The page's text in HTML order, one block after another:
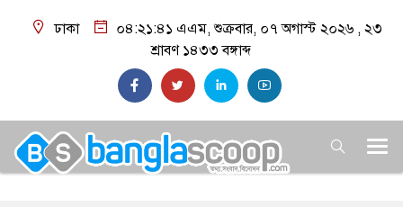
ঢাকা ০৪:২১:৪২ এএম, শুক্রবার, ০৭ অগাস্ট ২০২৬ ,২৩
শ্রাবণ ১৪৩৩ বঙ্গাব্দ